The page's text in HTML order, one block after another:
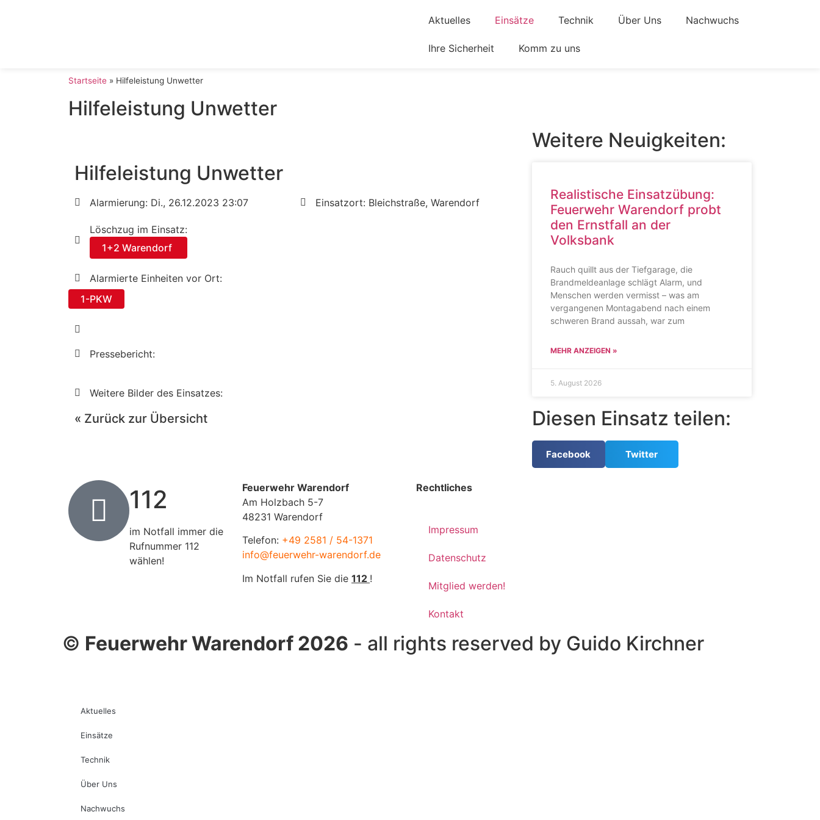
Aktuelles Einsätze Technik Über Uns Nachwuchs
Ihre Sicherheit Komm zu uns
Startseite » Hilfeleistung Unwetter
Hilfeleistung Unwetter
Hilfeleistung Unwetter
Alarmierung: Di., 26.12.2023 23:07 Einsatzort: Bleichstraße, Warendorf
Löschzug im Einsatz:
1+2 Warendorf
Alarmierte Einheiten vor Ort:
1-PKW
Pressebericht:
Weitere Bilder des Einsatzes:
« Zurück zur Übersicht
Weitere Neuigkeiten:
Realistische Einsatzübung:
Feuerwehr Warendorf probt
den Ernstfall an der
Volksbank
Rauch quillt aus der Tiefgarage, die
Brandmeldeanlage schlägt Alarm, und
Menschen werden vermisst – was am
vergangenen Montagabend nach einem
schweren Brand aussah, war zum
MEHR ANZEIGEN »
5. August 2026
Diesen Einsatz teilen:
Facebook Twitter
112
im Notfall immer die
Rufnummer 112
wählen!
Feuerwehr Warendorf
Am Holzbach 5-7
48231 Warendorf
Telefon: +49 2581 / 54-1371
info@feuerwehr-warendorf.de
Im Notfall rufen Sie die 112 !
Rechtliches
Impressum
Datenschutz
Mitglied werden!
Kontakt
© Feuerwehr Warendorf 2026 - all rights reserved by Guido Kirchner
Aktuelles
Einsätze
Technik
Über Uns
Nachwuchs